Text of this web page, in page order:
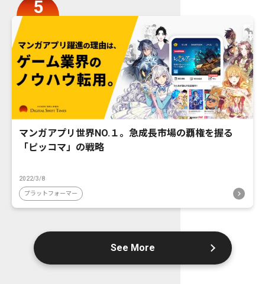
マンガアプリ世界NO.１。急成長市場の覇権を握る
「ピッコマ」の戦略
2022/3/8
プラットフォーマー
See More